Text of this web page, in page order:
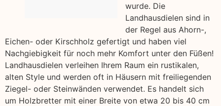
wurde. Die
Landhausdielen sind in
der Regel aus Ahorn-,
Eichen- oder Kirschholz gefertigt und haben viel
Nachgiebigkeit für noch mehr Komfort unter den Füßen!
Landhausdielen verleihen Ihrem Raum ein rustikalen,
alten Style und werden oft in Häusern mit freiliegenden
Ziegel- oder Steinwänden verwendet. Es handelt sich
um Holzbretter mit einer Breite von etwa 20 bis 40 cm